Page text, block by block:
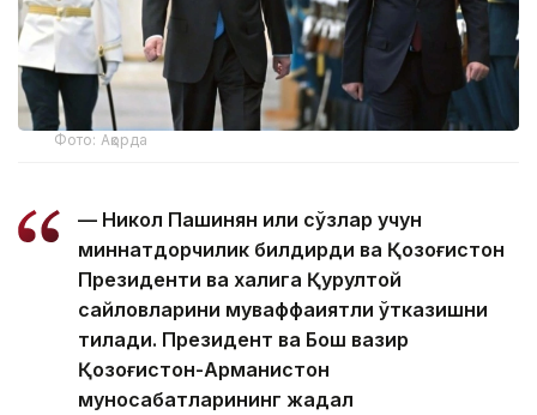
Фото: Ақорда
— Никол Пашинян илиқ сўзлар учун
миннатдорчилик билдирди ва Қозоғистон
Президенти ва халқига Қурултой
сайловларини муваффақиятли ўтказишни
тилади. Президент ва Бош вазир
Қозоғистон-Арманистон
муносабатларининг жадал